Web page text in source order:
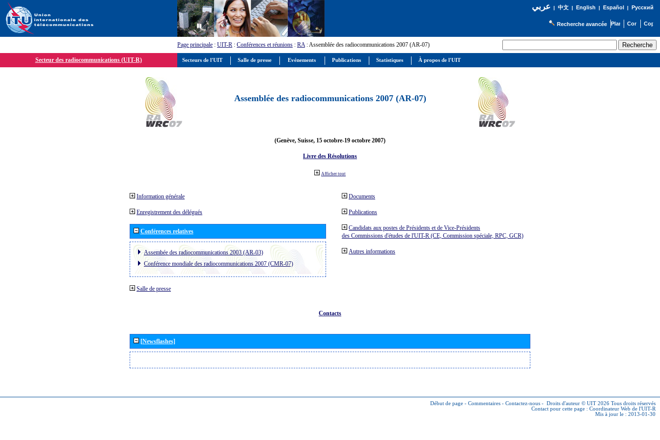
عربي| 中文| English | Español | Русский
Recherche avancée
Page principale : UIT-R : Conférences et réunions : RA: Assemblée des radiocommunications 2007 (AR-07)
Secteur des radiocommunications (UIT-R)
Assemblée des radiocommunications 2007 (AR-07)
(Genève, Suisse, 15 octobre-19 octobre 2007)
Livre des Résolutions
Afficher tout
Information générale
Enregistrement des délégués
Conférences relatives
Assembée des radiocommunications 2003 (AR-03)
Conférence mondiale des radiocommunications 2007 (CMR-07)
Salle de presse
Documents
Publications
Candidats aux postes de Présidents et de Vice-Présidents
des Commissions d'études de l'UIT-R (CE, Commission spéciale, RPC, GCR)
Autres informations
Contacts
[Newsflashes]
Début de page - Commentaires - Contactez-nous - Droits d'auteur © UIT 2026 Tous droits réservés
Contact pour cette page : Coordinateur Web de l'UIT-R
Mis à jour le : 2013-01-30
Secteurs de l'UIT Salle de presse Evénements Publications Statistiques À propos de l'UIT